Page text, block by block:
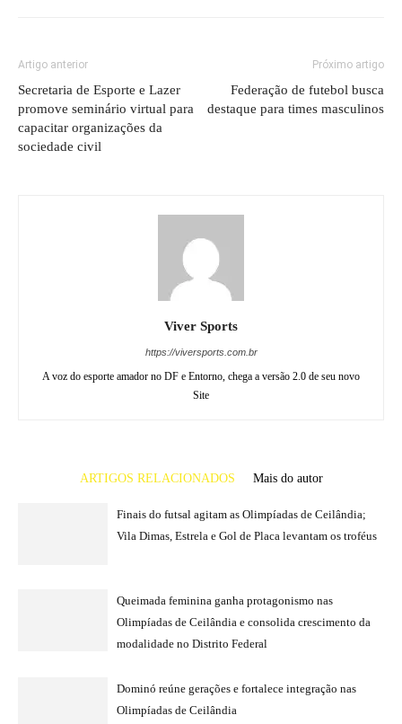
Artigo anterior
Secretaria de Esporte e Lazer
promove seminário virtual para
capacitar organizações da
sociedade civil
Próximo artigo
Federação de futebol busca
destaque para times masculinos
Viver Sports
https://viversports.com.br
A voz do esporte amador no DF e Entorno, chega a versão 2.0 de seu novo
Site
ARTIGOS RELACIONADOS Mais do autor
Finais do futsal agitam as Olimpíadas de Ceilândia;
Vila Dimas, Estrela e Gol de Placa levantam os troféus
Queimada feminina ganha protagonismo nas
Olimpíadas de Ceilândia e consolida crescimento da
modalidade no Distrito Federal
Dominó reúne gerações e fortalece integração nas
Olimpíadas de Ceilândia